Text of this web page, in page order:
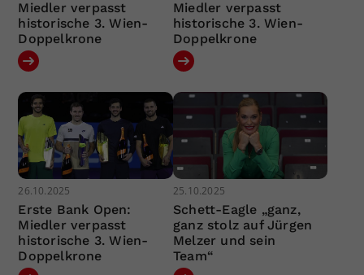
Miedler verpasst
historische 3. Wien-
Doppelkrone
Miedler verpasst
historische 3. Wien-
Doppelkrone
26.10.2025
Erste Bank Open:
Miedler verpasst
historische 3. Wien-
Doppelkrone
25.10.2025
Schett-Eagle „ganz,
ganz stolz auf Jürgen
Melzer und sein
Team“